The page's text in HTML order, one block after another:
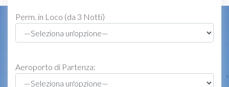
Perm. in Loco (da 3 Notti)
Aeroporto di Partenza: